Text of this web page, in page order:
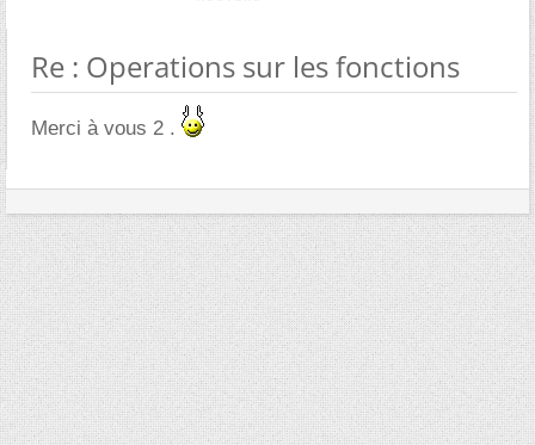
Re : Operations sur les fonctions
Merci à vous 2 .